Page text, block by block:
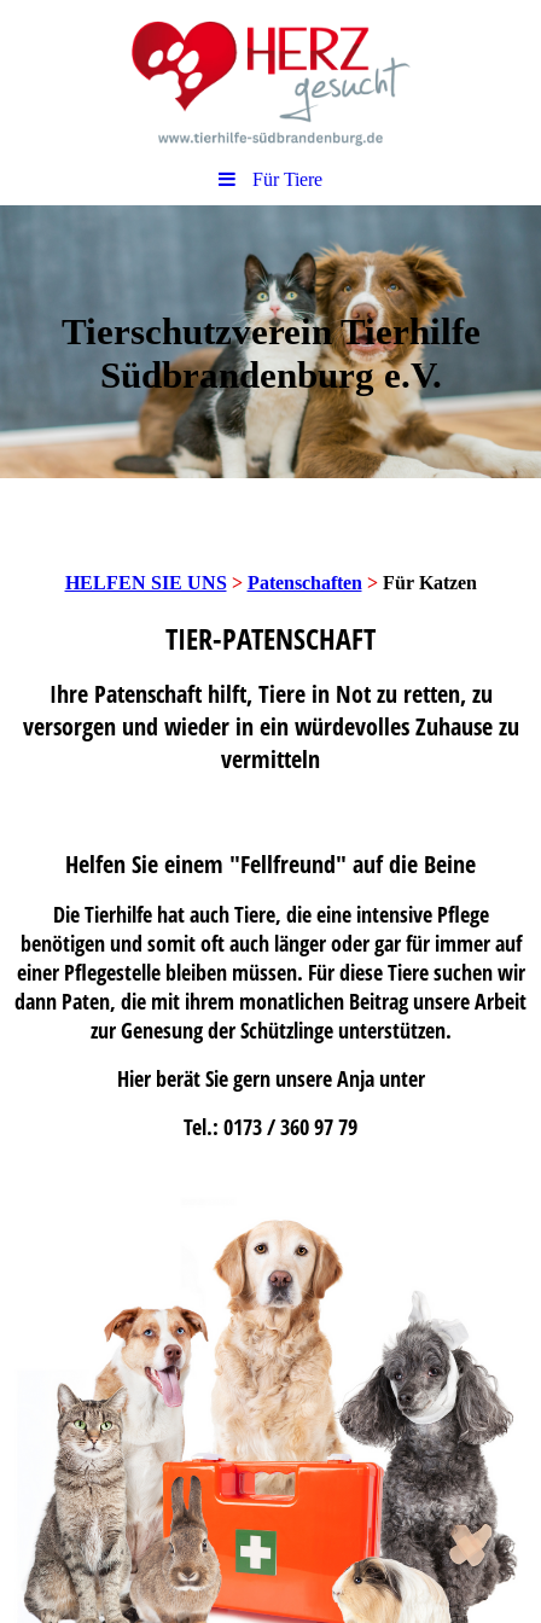
Für Tiere
Tierschutzverein Tierhilfe
Südbrandenburg e.V.
HELFEN SIE UNS > Patenschaften > Für Katzen
TIER-PATENSCHAFT
Ihre Patenschaft hilft, Tiere in Not zu retten, zu
versorgen und wieder in ein würdevolles Zuhause zu
vermitteln
Helfen Sie einem "Fellfreund" auf die Beine
Die Tierhilfe hat auch Tiere, die eine intensive Pflege
benötigen und somit oft auch länger oder gar für immer auf
einer Pflegestelle bleiben müssen. Für diese Tiere suchen wir
dann Paten, die mit ihrem monatlichen Beitrag unsere Arbeit
zur Genesung der Schützlinge unterstützen.
Hier berät Sie gern unsereAnjaunter
Tel.: 0173 / 360 97 79